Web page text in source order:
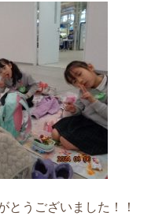
とうございました！！